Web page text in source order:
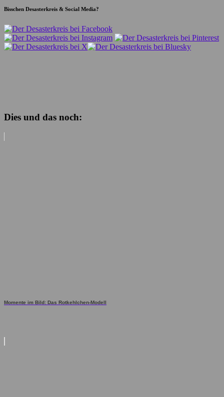
Bisschen Desasterkreis & Social Media?
Dies und das noch:
Momente im Bild: Das Rotkehlchen-Modell